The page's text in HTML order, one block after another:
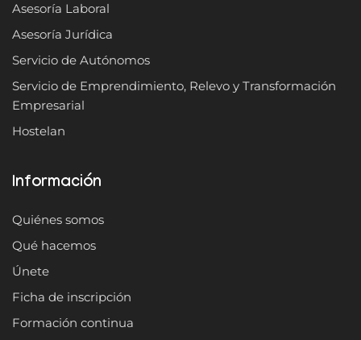
Asesoría Laboral
Asesoría Jurídica
Servicio de Autónomos
Servicio de Emprendimiento, Relevo y Transformación
Empresarial
Hostelan
Información
Quiénes somos
Qué hacemos
Únete
Ficha de inscripción
Formación continua